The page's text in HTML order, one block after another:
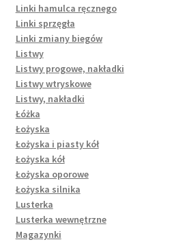
Linki hamulca ręcznego
Linki sprzęgła
Linki zmiany biegów
Listwy
Listwy progowe, nakładki
Listwy wtryskowe
Listwy, nakładki
Łóżka
Łożyska
Łożyska i piasty kół
Łożyska kół
Łożyska oporowe
Łożyska silnika
Lusterka
Lusterka wewnętrzne
Magazynki